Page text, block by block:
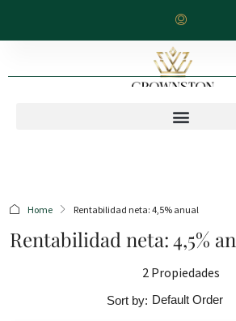
Home Rentabilidad neta: 4,5% anual
Rentabilidad neta: 4,5%
2 Propiedades
Sort by: Default Order